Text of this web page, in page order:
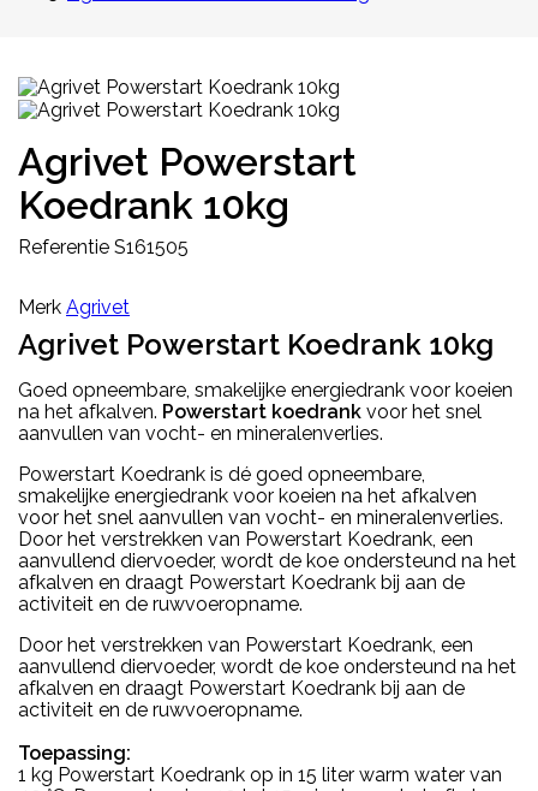
Agrivet Powerstart
Koedrank 10kg
Referentie S161505
Merk Agrivet
Agrivet Powerstart Koedrank 10kg
Goed opneembare, smakelijke energiedrank voor koeien
na het afkalven. Powerstart koedrank voor het snel
aanvullen van vocht- en mineralenverlies.
Powerstart Koedrank is dé goed opneembare,
smakelijke energiedrank voor koeien na het afkalven
voor het snel aanvullen van vocht- en mineralenverlies.
Door het verstrekken van Powerstart Koedrank, een
aanvullend diervoeder, wordt de koe ondersteund na het
afkalven en draagt Powerstart Koedrank bij aan de
activiteit en de ruwvoeropname.
Door het verstrekken van Powerstart Koedrank, een
aanvullend diervoeder, wordt de koe ondersteund na het
afkalven en draagt Powerstart Koedrank bij aan de
activiteit en de ruwvoeropname.
Toepassing:
1 kg Powerstart Koedrank op in 15 liter warm water van